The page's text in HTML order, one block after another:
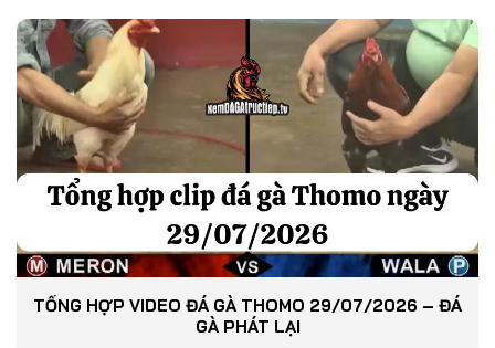
TỔNG HỢP VIDEO ĐÁ GÀ THOMO 29/07/2026 – ĐÁ
GÀ PHÁT LẠI